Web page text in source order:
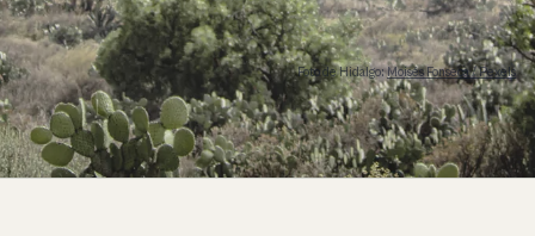
Foto de Hidalgo:Moisés Fonseca / Pexels